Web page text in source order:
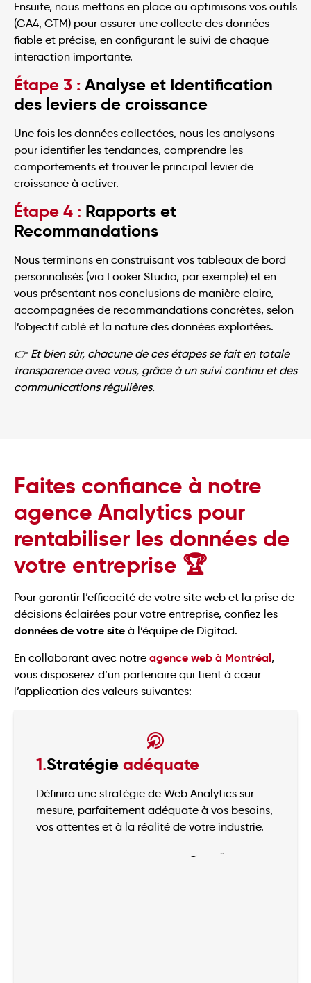
Ensuite, nous mettons en place ou optimisons vos outils
(GA4, GTM) pour assurer une collecte des données
fiable et précise, en configurant le suivi de chaque
interaction importante.
Étape 3 : Analyse et Identification
des leviers de croissance
Une fois les données collectées, nous les analysons
pour identifier les tendances, comprendre les
comportements et trouver le principal levier de
croissance à activer.
Étape 4 : Rapports et
Recommandations
Nous terminons en construisant vos tableaux de bord
personnalisés (via Looker Studio, par exemple) et en
vous présentant nos conclusions de manière claire,
accompagnées de recommandations concrètes, selon
l’objectif ciblé et la nature des données exploitées.
👉 Et bien sûr, chacune de ces étapes se fait en totale
transparence avec vous, grâce à un suivi continu et des
communications régulières.
Faites confiance à notre
agence Analytics pour
rentabiliser les données de
votre entreprise 🏆
Pour garantir l’efficacité de votre site web et la prise de
décisions éclairées pour votre entreprise, confiez les
données de votre site à l’équipe de Digitad.
En collaborant avec notre agence web à Montréal,
vous disposerez d’un partenaire qui tient à cœur
l’application des valeurs suivantes:
1.Stratégie adéquate
Définira une stratégie de Web Analytics sur-
mesure, parfaitement adéquate à vos besoins,
vos attentes et à la réalité de votre industrie.